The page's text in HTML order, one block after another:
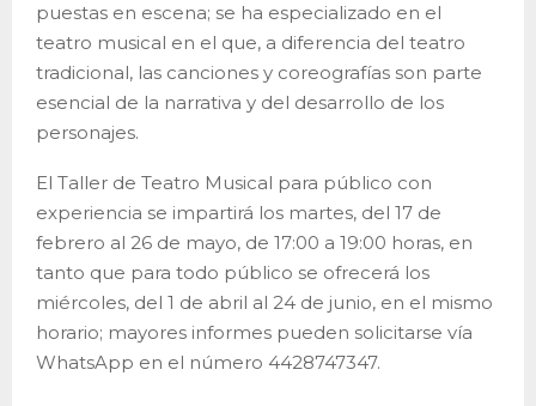
puestas en escena; se ha especializado en el
teatro musical en el que, a diferencia del teatro
tradicional, las canciones y coreografías son parte
esencial de la narrativa y del desarrollo de los
personajes.
El Taller de Teatro Musical para público con
experiencia se impartirá los martes, del 17 de
febrero al 26 de mayo, de 17:00 a 19:00 horas, en
tanto que para todo público se ofrecerá los
miércoles, del 1 de abril al 24 de junio, en el mismo
horario; mayores informes pueden solicitarse vía
WhatsApp en el número 4428747347.